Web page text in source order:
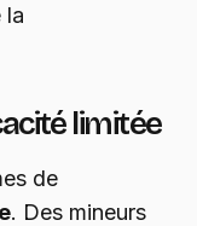
la
limitée
de
. Des mineurs